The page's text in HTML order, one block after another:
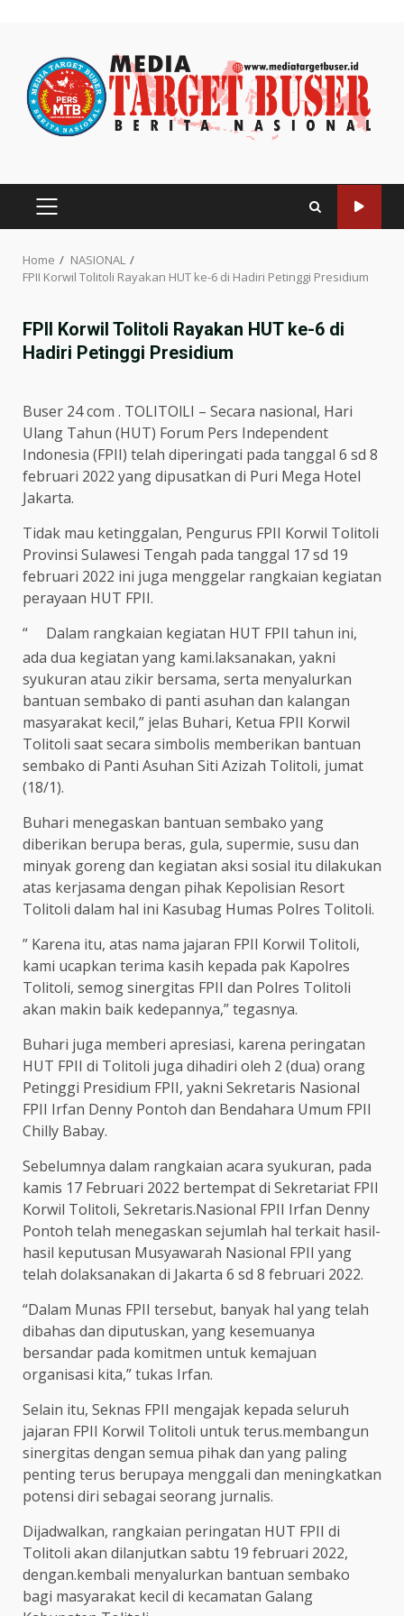
content
PRIMARY
Home
NASIONAL
FPII Korwil Tolitoli Rayakan HUT ke-6 di Hadiri Petinggi Presidium
FPII Korwil Tolitoli Rayakan HUT ke-6 di
Hadiri Petinggi Presidium
Buser 24 com . TOLITOlLI – Secara nasional, Hari
Ulang Tahun (HUT) Forum Pers Independent
Indonesia (FPII) telah diperingati pada tanggal 6 sd 8
februari 2022 yang dipusatkan di Puri Mega Hotel
Jakarta.
Tidak mau ketinggalan, Pengurus FPII Korwil Tolitoli
Provinsi Sulawesi Tengah pada tanggal 17 sd 19
februari 2022 ini juga menggelar rangkaian kegiatan
perayaan HUT FPII.
“
Dalam rangkaian kegiatan HUT FPII tahun ini,
ada dua kegiatan yang kami.laksanakan, yakni
syukuran atau zikir bersama, serta menyalurkan
bantuan sembako di panti asuhan dan kalangan
masyarakat kecil,” jelas Buhari, Ketua FPII Korwil
Tolitoli saat secara simbolis memberikan bantuan
sembako di Panti Asuhan Siti Azizah Tolitoli, jumat
(18/1).
Buhari menegaskan bantuan sembako yang
diberikan berupa beras, gula, supermie, susu dan
minyak goreng dan kegiatan aksi sosial itu dilakukan
atas kerjasama dengan pihak Kepolisian Resort
Tolitoli dalam hal ini Kasubag Humas Polres Tolitoli.
” Karena itu, atas nama jajaran FPII Korwil Tolitoli,
kami ucapkan terima kasih kepada pak Kapolres
Tolitoli, semog sinergitas FPII dan Polres Tolitoli
akan makin baik kedepannya,” tegasnya.
Buhari juga memberi apresiasi, karena peringatan
HUT FPII di Tolitoli juga dihadiri oleh 2 (dua) orang
Petinggi Presidium FPII, yakni Sekretaris Nasional
FPII Irfan Denny Pontoh dan Bendahara Umum FPII
Chilly Babay.
Sebelumnya dalam rangkaian acara syukuran, pada
kamis 17 Februari 2022 bertempat di Sekretariat FPII
Korwil Tolitoli, Sekretaris.Nasional FPII Irfan Denny
Pontoh telah menegaskan sejumlah hal terkait hasil-
hasil keputusan Musyawarah Nasional FPII yang
telah dolaksanakan di Jakarta 6 sd 8 februari 2022.
“Dalam Munas FPII tersebut, banyak hal yang telah
dibahas dan diputuskan, yang kesemuanya
bersandar pada komitmen untuk kemajuan
organisasi kita,” tukas Irfan.
Selain itu, Seknas FPII mengajak kepada seluruh
jajaran FPII Korwil Tolitoli untuk terus.membangun
sinergitas dengan semua pihak dan yang paling
penting terus berupaya menggali dan meningkatkan
potensi diri sebagai seorang jurnalis.
Dijadwalkan, rangkaian peringatan HUT FPII di
Tolitoli akan dilanjutkan sabtu 19 februari 2022,
dengan.kembali menyalurkan bantuan sembako
bagi masyarakat kecil di kecamatan Galang